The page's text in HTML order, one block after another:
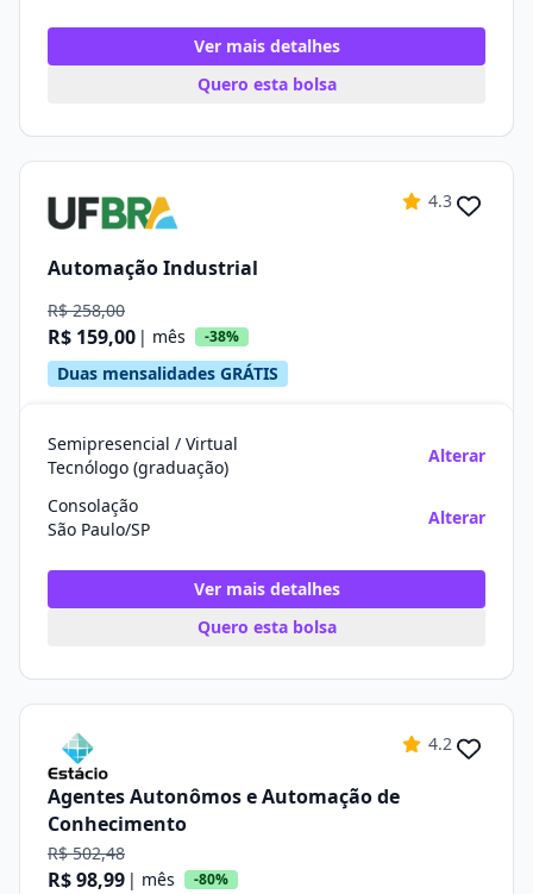
Ver mais detalhes
Quero esta bolsa
4.3
Automação Industrial
R$ 258,00
R$ 159,00 | mês -38%
Duas mensalidades GRÁTIS
Semipresencial / Virtual
Tecnólogo (graduação)
Alterar
Consolação
São Paulo/SP
Alterar
Ver mais detalhes
Quero esta bolsa
4.2
Agentes Autonômos e Automação de
Conhecimento
R$ 502,48
R$ 98,99 | mês -80%